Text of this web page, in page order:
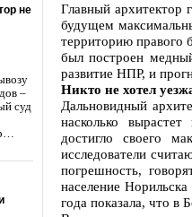
не
–
суд
Главный архитектор
будущем
территорию правого
был построен
развитие НПР, и
Никто не хотел
Дальновидный
насколько
достигло своего
исследователи
погрешность,
население
года показала, что в